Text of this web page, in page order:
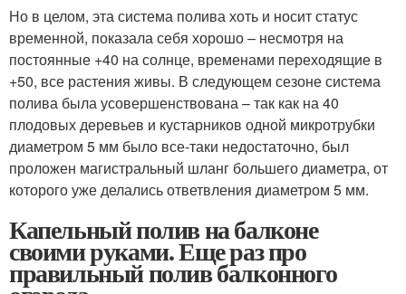
Но в целом, эта система полива хоть и носит статус
временной, показала себя хорошо – несмотря на
постоянные +40 на солнце, временами переходящие в
+50, все растения живы. В следующем сезоне система
полива была усовершенствована – так как на 40
плодовых деревьев и кустарников одной микротрубки
диаметром 5 мм было все-таки недостаточно, был
проложен магистральный шланг большего диаметра, от
которого уже делались ответвления диаметром 5 мм.
Капельный полив на балконе
своими руками. Еще раз про
правильный полив балконного